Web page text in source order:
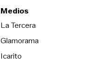
Medios
La TerceraOpens in new
Glamorama
Icarito